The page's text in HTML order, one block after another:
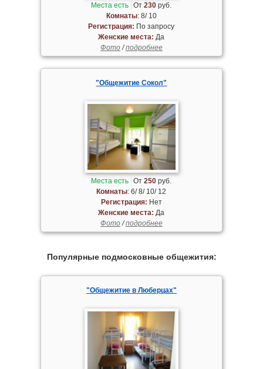
Места есть От230 руб.
Комнаты: 8/ 10
Регистрация: По запросу
Женские места: Да
Фото/подробнее
"Общежитие Сокол"
Места есть От250 руб.
Комнаты: 6/ 8/ 10/ 12
Регистрация: Нет
Женские места: Да
Фото/подробнее
Популярные подмосковные общежития:
"Общежитие в Люберцах"